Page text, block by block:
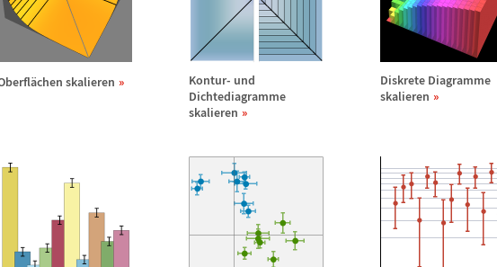
ächen skalieren
Kontur- und
Dichtediagramme
skalieren
Diskrete Diagramme
skalieren